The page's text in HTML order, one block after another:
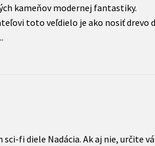
kameňov modernej fantastiky.
toto veľdielo je ako nosiť drevo
fi diele Nadácia. Ak aj nie, určite